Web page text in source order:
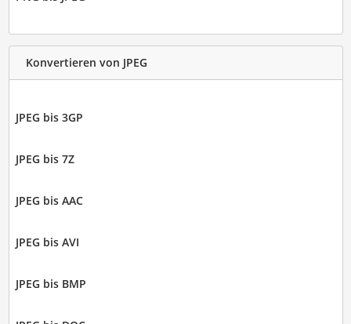
Konvertieren von JPEG
JPEG bis 3GP
JPEG bis 7Z
JPEG bis AAC
JPEG bis AVI
JPEG bis BMP